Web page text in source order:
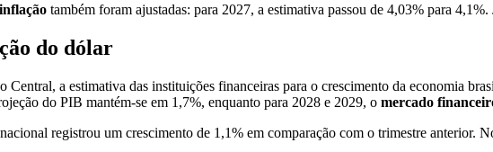
inflação também foram ajustadas: para 2027, a estimativa passou de 4,03% para
do dólar
Central, a estimativa das instituições financeiras para o crescimento da economia
do PIB mantém-se em 1,7%, enquanto para 2028 e 2029, o mercado
registrou um crescimento de 1,1% em comparação com o trimestre anterior.